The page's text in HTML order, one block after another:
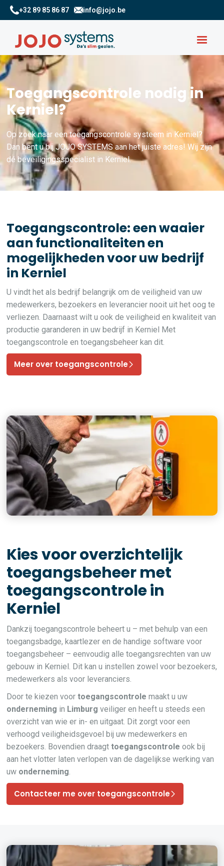
+32 89 85 86 87 info@jojo.be
Toegangscontrole nodig in
Kerniel?
Op zoek naar een toegangscontrole systeem in Kerniel?
Dan bent u bij JOJO SYSTEMS aan het juiste adres! Wij zijn
dé beveiligingsspecialist in Kerniel.
Toegangscontrole: een waaier
aan functionaliteiten en
mogelijkheden voor uw bedrijf
in Kerniel
U vindt het als bedrijf belangrijk om de veiligheid van uw
medewerkers, bezoekers en leverancier nooit uit het oog te
verliezen. Daarnaast wilt u ook de veiligheid en kwaliteit van
productie garanderen in uw bedrijf in Kerniel Met
toegangscontrole en toegangsbeheer kan dit.
Meer over toegangscontrole
Kies voor overzichtelijk
toegangsbeheer met
toegangscontrole in
Kerniel
Dankzij toegangscontrole beheert u – met behulp van een
toegangsbadge, kaartlezer en de handige software voor
toegangsbeheer – eenvoudig alle toegangsrechten van uw
gebouw in Kerniel. Dit kan u instellen zowel voor bezoekers,
medewerkers als voor leveranciers.
Door te kiezen voortoegangscontrole maakt u uw
onderneming in Limburg veiliger en heeft u steeds een
overzicht van wie er in- en uitgaat. Dit zorgt voor een
verhoogd veiligheidsgevoel bij uw medewerkers en
bezoekers. Bovendien draagttoegangscontrole ook bij
aan het vlotter laten verlopen van de dagelijkse werking van
uw onderneming.
Contacteer me over toegangscontrole